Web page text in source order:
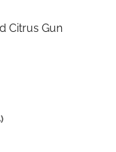
Citrus Gun